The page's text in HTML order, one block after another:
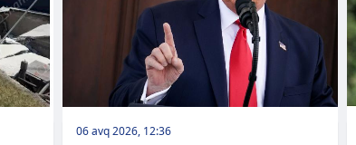
06 avq 2026, 12:36